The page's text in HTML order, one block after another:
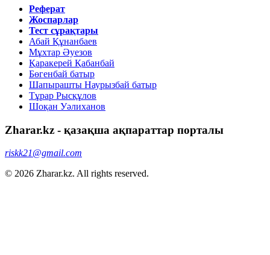
Реферат
Жоспарлар
Тест сұрақтары
Абай Құнанбаев
Мұхтар Әуезов
Қаракерей Қабанбай
Бөгенбай батыр
Шапырашты Наурызбай батыр
Тұрар Рысқұлов
Шоқан Уәлиханов
Zharar.kz - қазақша ақпараттар порталы
riskk21@gmail.com
© 2026 Zharar.kz. All rights reserved.